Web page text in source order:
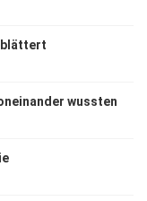
wussten